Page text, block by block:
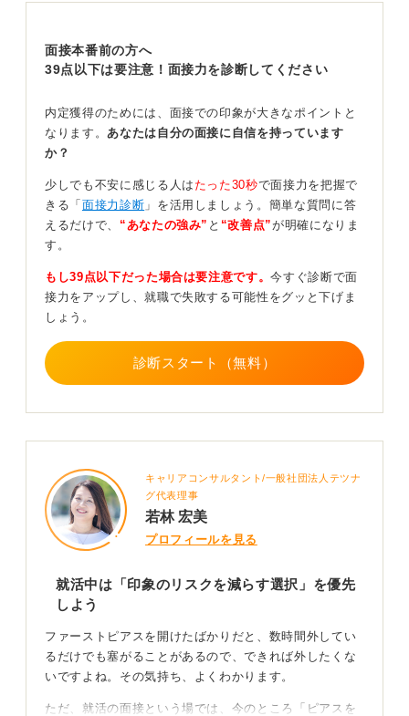
このような業界だと面接時に「仕事中は外せますか？」
面接本番前の方へ
39点以下は要注意！面接力を診断してください
内定獲得のためには、面接での印象が大きなポイントと
なります。 あなたは自分の面接に自信を持っています
か？
少しでも不安に感じる人は たった30秒で面接力を把握で
きる「 面接力診断 」を活用しましょう。簡単な質問に答
えるだけで、 “あなたの強み” と “改善点”が明確になりま
す。
もし39点以下だった場合は要注意です。今すぐ診断で面
接力をアップし、就職で失敗する可能性をグッと下げま
しょう。
診断スタート（無料）
キャリアコンサルタント/一般社団法人テツナ
グ代表理事
若林 宏美
プロフィールを見る
就活中は「印象のリスクを減らす選択」を優先
しよう
ファーストピアスを開けたばかりだと、数時間外してい
るだけでも塞がることがあるので、できれば外したくな
いですよね。その気持ち、よくわかります。
ただ、就活の面接という場では、今のところ「ピアスを